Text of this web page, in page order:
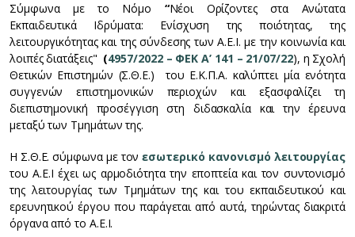
Σύμφωνα με το Νόμο “Νέοι Ορίζοντες στα Ανώτατα
Εκπαιδευτικά Ιδρύματα: Ενίσχυση της ποιότητας, της
λειτουργικότητας και της σύνδεσης των Α.Ε.Ι. με την κοινωνία και
λοιπές διατάξεις" (4957/2022 – ΦΕΚ Α’ 141 – 21/07/22), η Σχολή
Θετικών Επιστημών (Σ.Θ.Ε.) του Ε.Κ.Π.Α. καλύπτει μία ενότητα
συγγενών επιστημονικών περιοχών και εξασφαλίζει τη
διεπιστημονική προσέγγιση στη διδασκαλία και την έρευνα
μεταξύ των Τμημάτων της.
Η Σ.Θ.Ε. σύμφωνα με τονεσωτερικό κανονισμό λειτουργίας
του Α.Ε.Ι έχει ως αρμοδιότητα την εποπτεία και τον συντονισμό
της λειτουργίας των Τμημάτων της και του εκπαιδευτικού και
ερευνητικού έργου που παράγεται από αυτά, τηρώντας διακριτά
όργανα από το Α.Ε.Ι.